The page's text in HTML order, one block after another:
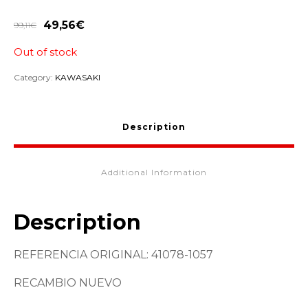
99,11€ 49,56€
Out of stock
Category: KAWASAKI
Description
Additional Information
Description
REFERENCIA ORIGINAL: 41078-1057
RECAMBIO NUEVO